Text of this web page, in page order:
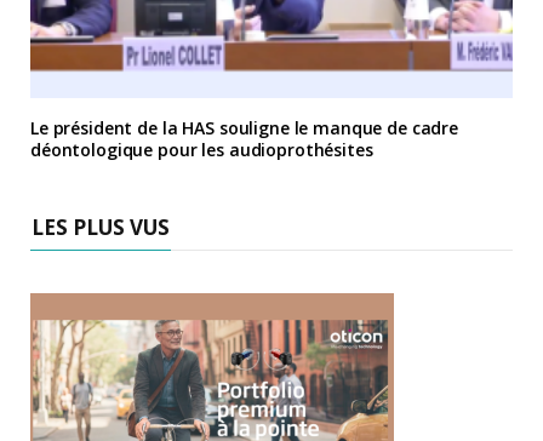
Le président de la HAS souligne le manque de cadre
déontologique pour les audioprothésites
LES PLUS VUS